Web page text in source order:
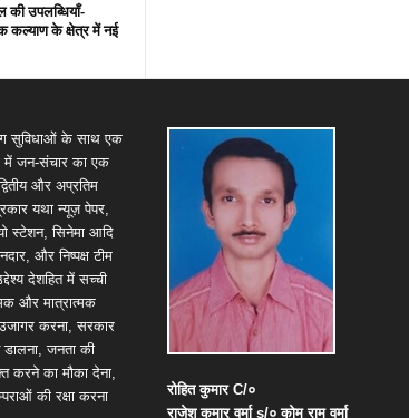
की उपलब्धियाँ-
कल्याण के क्षेत्र में नई
सुविधाओं के साथ एक
में जन-संचार का एक
और अप्रतिम
यथा न्यूज़ पेपर,
स्टेशन, सिनेमा आदि
और निष्पक्ष टीम
देशहित में सच्ची
और मात्रात्मक
करना, सरकार
जनता की
करने का मौका देना,
की रक्षा करना
रोहित कुमारC/०
राजेश कुमार वर्माs/० कोमू राम वर्मा